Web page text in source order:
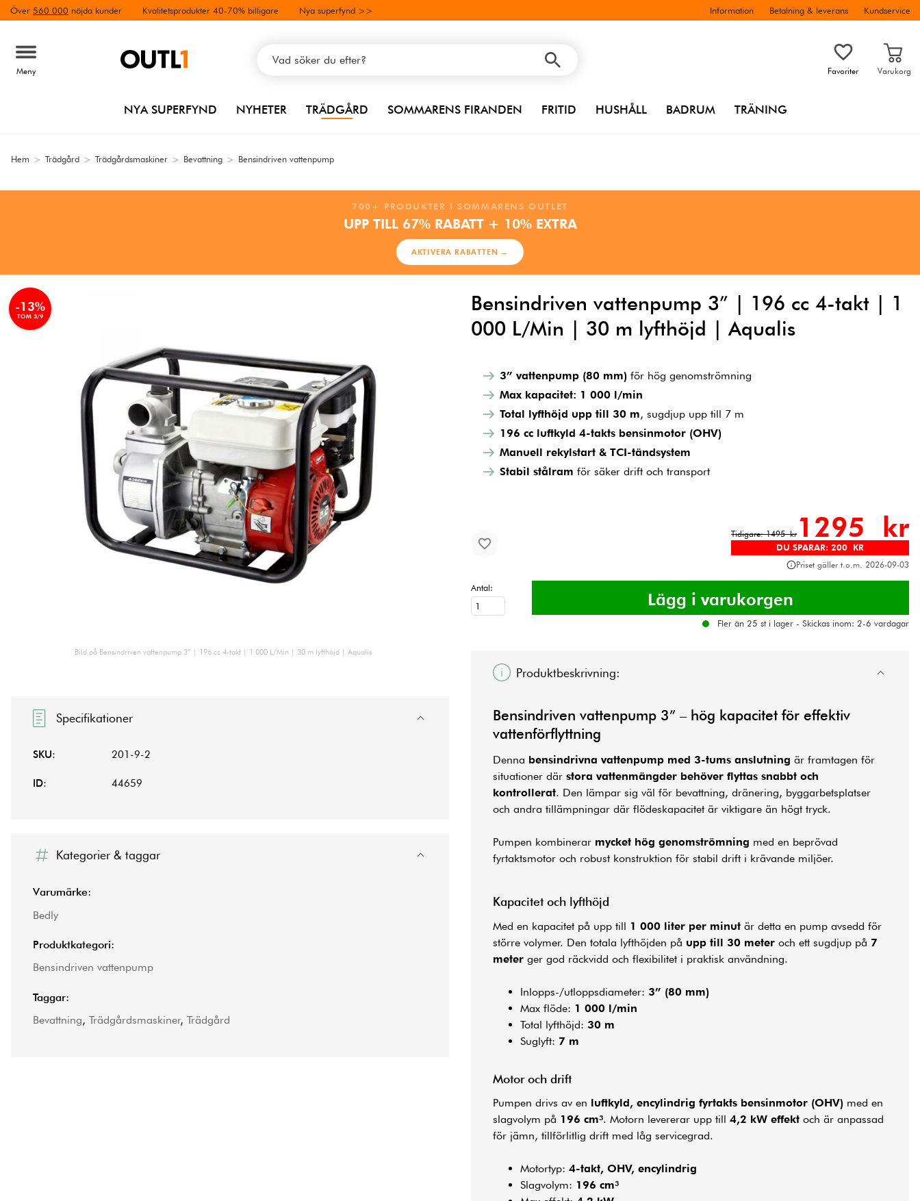
Över 560 000 nöjda kunder Kvalitetsprodukter 40-70% billigare Nya superfynd >> Information Betalning & leverans Kundservice
Meny Favoriter Varukorg
NYA SUPERFYND NYHETER TRÄDGÅRD SOMMARENS FIRANDEN FRITID HUSHÅLL BADRUM TRÄNING
Hem > Trädgård > Trädgårdsmaskiner > Bevattning > Bensindriven vattenpump
700+ PRODUKTER I SOMMARENS OUTLET
UPP TILL 67% RABATT + 10% EXTRA
AKTIVERA RABATTEN →
Bensindriven vattenpump 3” | 196 cc 4-takt | 1
000 L/Min | 30 m lyfthöjd | Aqualis
-13%
TOM 3/9
Bild på Bensindriven vattenpump 3” | 196 cc 4-takt | 1 000 L/Min | 30 m lyfthöjd | Aqualis
3” vattenpump (80 mm) för hög genomströmning
Max kapacitet: 1 000 l/min
Total lyfthöjd upp till 30 m, sugdjup upp till 7 m
196 cc luftkyld 4-takts bensinmotor (OHV)
Manuell rekylstart & TCI-tändsystem
Stabil stålram för säker drift och transport
Tidigare: 1495 kr 1295 kr
DU SPARAR: 200 KR
Priset gäller t.o.m. 2026-09-03
Antal:
Fler än 25 st i lager - Skickas inom: 2-6 vardagar
Produktbeskrivning:
Bensindriven vattenpump 3” – hög kapacitet för effektiv
vattenförflyttning
Denna bensindrivna vattenpump med 3-tums anslutning är framtagen för
situationer där stora vattenmängder behöver flyttas snabbt och
kontrollerat. Den lämpar sig väl för bevattning, dränering, byggarbetsplatser
och andra tillämpningar där flödeskapacitet är viktigare än högt tryck.
Pumpen kombinerar mycket hög genomströmning med en beprövad
fyrtaktsmotor och robust konstruktion för stabil drift i krävande miljöer.
Kapacitet och lyfthöjd
Med en kapacitet på upp till 1 000 liter per minut är detta en pump avsedd för
större volymer. Den totala lyfthöjden på upp till 30 meter och ett sugdjup på 7
meter ger god räckvidd och flexibilitet i praktisk användning.
Inlopps-/utloppsdiameter: 3” (80 mm)
Max flöde: 1 000 l/min
Total lyfthöjd: 30 m
Suglyft: 7 m
Motor och drift
Pumpen drivs av en luftkyld, encylindrig fyrtakts bensinmotor (OHV) med en
slagvolym på 196 cm³. Motorn levererar upp till 4,2 kW effekt och är anpassad
för jämn, tillförlitlig drift med låg servicegrad.
Motortyp: 4-takt, OHV, encylindrig
Slagvolym: 196 cm³
Specifikationer
SKU: 201-9-2
ID: 44659
Kategorier & taggar
Varumärke:
Bedly
Produktkategori:
Bensindriven vattenpump
Taggar:
Bevattning, Trädgårdsmaskiner, Trädgård